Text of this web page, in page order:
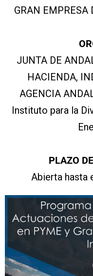
GRAN EMPRESA
JUNTA DE
HACIENDA,
AGENCIA
Instituto para la
PLAZO
Abierta hasta